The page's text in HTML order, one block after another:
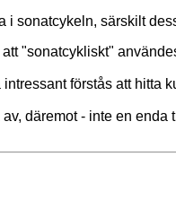
i sonatcykeln, särskilt
"sonatcykliskt"
förstås att hitta
däremot - inte en